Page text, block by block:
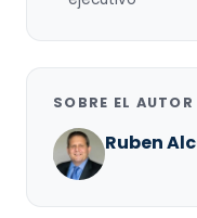
SOBRE EL AUTOR
Ruben